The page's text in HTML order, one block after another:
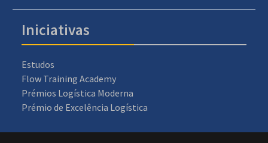
Iniciativas
Estudos
Flow Training Academy
Prémios Logística Moderna
Prémio de Excelência Logística